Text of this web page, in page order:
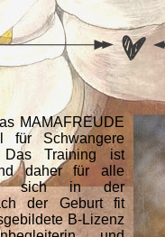
MAMAFREUDE
für Schwangere
Das Training ist
daher für alle
sich in der
der Geburt fit
B-Lizenz